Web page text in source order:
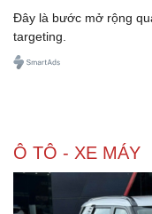
Đây là bước mở rộng
targeting.
Ô TÔ - XE MÁY